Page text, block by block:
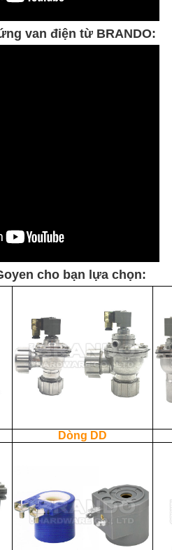
van điện từ BRANDO:
cho bạn lựa chọn:
Dòng DD